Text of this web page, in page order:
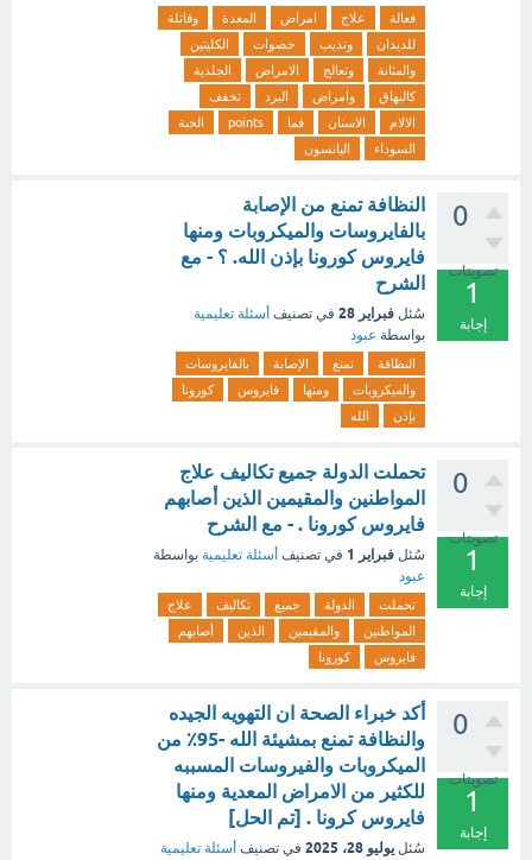
فعالة علاج امراض المعدة
وقاتلة
للديدان
وتذيب حصوات
الكليتين
والمثانة
وتعالج الامراض
الجلدية
كالبهاق
وامراض البرد
تخفف
الالام
الاسنان فما points
الحبة
السوداء
اليانسون
0
تصويتات
1
إجابة
النظافة تمنع من الإصابة
بالفايروسات والميكروبات ومنها
فايروس كورونا بإذن الله. ؟ - مع
الشرح
سُئل فبراير 28 في تصنيف أسئلة تعليمية
بواسطة عبود
النظافة تمنع الإصابة
بالفايروسات
والميكروبات
ومنها فايروس
كورونا
بإذن
الله
0
تصويتات
1
إجابة
تحملت الدولة جميع تكاليف علاج
المواطنين والمقيمين الذين أصابهم
فايروس كورونا . - مع الشرح
سُئل فبراير 1 في تصنيف أسئلة تعليمية بواسطة
عبود
تحملت الدولة جميع تكاليف
علاج
المواطنين
والمقيمين الذين
أصابهم
فايروس
كورونا
0
تصويتات
1
إجابة
أكد خبراء الصحة ان التهويه الجيده
والنظافة تمنع بمشيئة الله -95٪ من
الميكروبات والفيروسات المسببه
للكثير من الامراض المعدية ومنها
فايروس كرونا . [تم الحل]
سُئل يوليو 28، 2025 في تصنيف أسئلة تعليمية